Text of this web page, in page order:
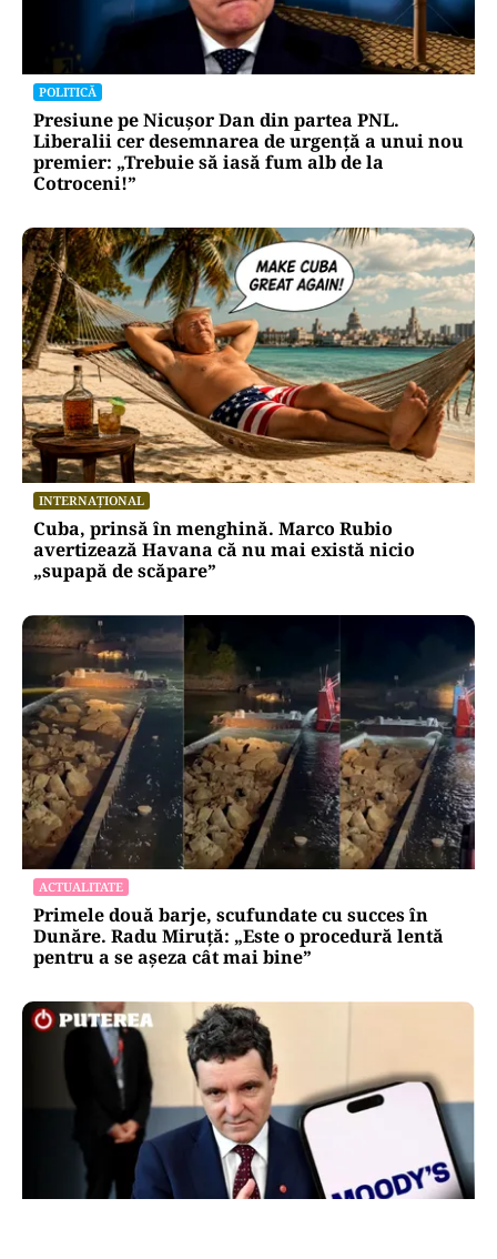
POLITICĂ
Presiune pe Nicușor Dan din partea PNL.
Liberalii cer desemnarea de urgență a unui nou
premier: „Trebuie să iasă fum alb de la
Cotroceni!”
INTERNAȚIONAL
Cuba, prinsă în menghină. Marco Rubio
avertizează Havana că nu mai există nicio
„supapă de scăpare”
ACTUALITATE
Primele două barje, scufundate cu succes în
Dunăre. Radu Miruță: „Este o procedură lentă
pentru a se așeza cât mai bine”